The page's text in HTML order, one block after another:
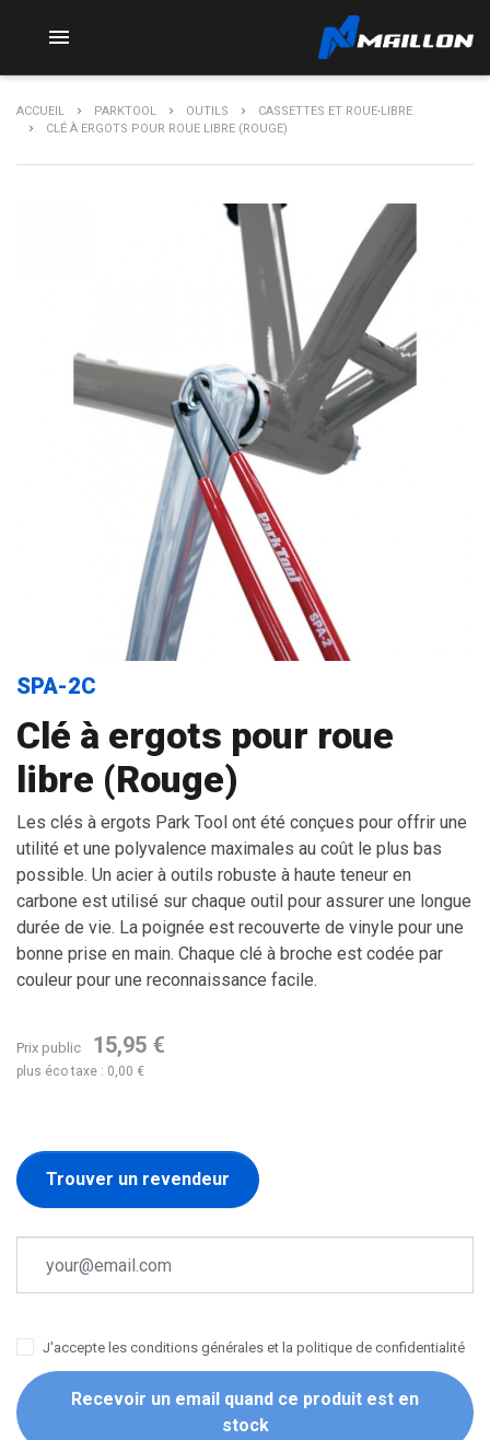

ACCUEIL PARKTOOL OUTILS
CASSETTES ET ROUE-LIBRE
CLÉ À ERGOTS POUR ROUE LIBRE (ROUGE)
SPA-2C
Clé à ergots pour roue
libre (Rouge)
Les clés à ergots Park Tool ont été conçues pour offrir une
utilité et une polyvalence maximales au coût le plus bas
possible. Un acier à outils robuste à haute teneur en
carbone est utilisé sur chaque outil pour assurer une longue
durée de vie. La poignée est recouverte de vinyle pour une
bonne prise en main. Chaque clé à broche est codée par
couleur pour une reconnaissance facile.
Prix public 15,95 €
plus éco taxe : 0,00 €
Trouver un revendeur
J'accepte les conditions générales et la politique de confidentialité
Recevoir un email quand ce produit est en
stock